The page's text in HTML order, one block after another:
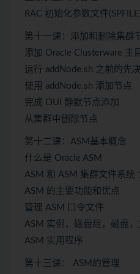
RAC 初始化参数文件
第十一课：添加和删除集群
添加 Oracle Clusterware 主
运行 addNode.sh 之前的先
使用 addNode.sh 添加节点
完成 OUI 静默节点添加
从集群中删除节点
第十二课：ASM基本概念
什么是 Oracle ASM
ASM 和 ASM 集群文件系统 1
ASM 的主要功能和优点
管理 ASM 口令文件
ASM 实例，磁盘组，磁盘
ASM 实用程序
第十三课： ASM的管理